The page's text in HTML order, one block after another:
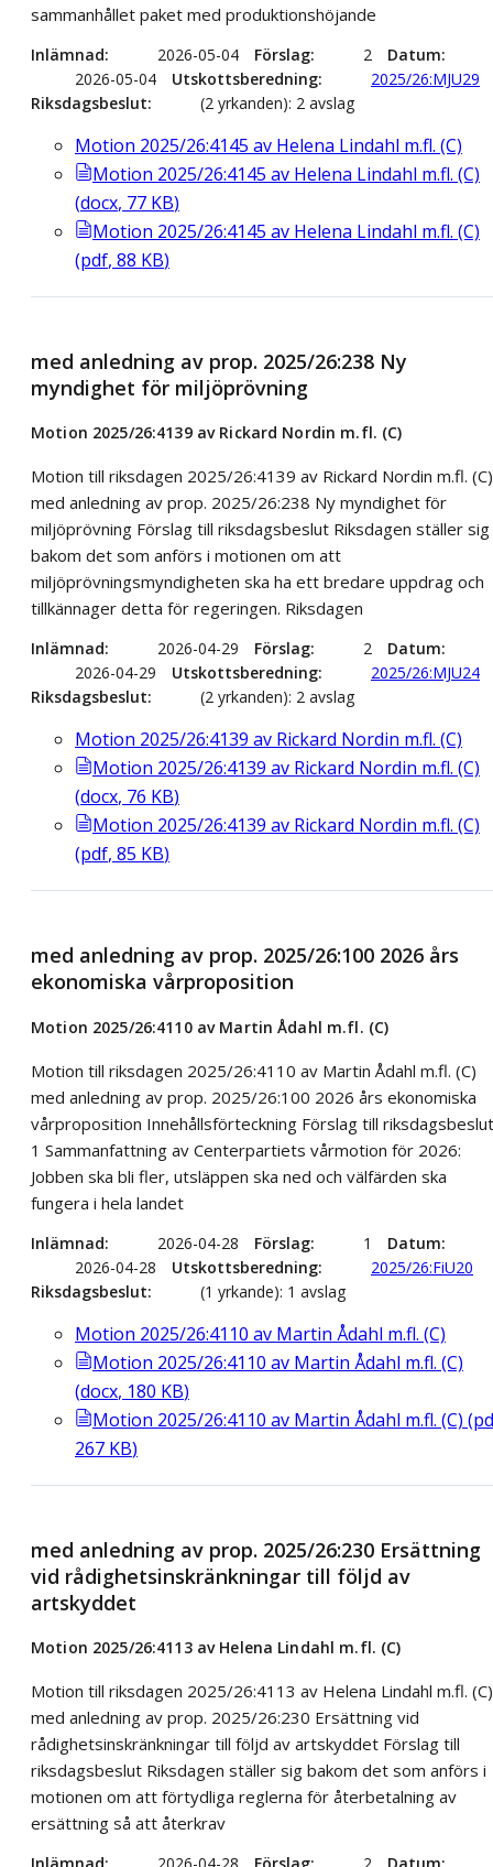
sammanhållet paket med produktionshöjande
Inlämnad 2026-05-04 Förslag 2
Datum
2026-05-04
Utskottsberedning
2025/26:MJU29
Riksdagsbeslut
(2 yrkanden): 2 avslag
Motion 2025/26:4145 av Helena Lindahl m.fl. (C)
Motion 2025/26:4145 av Helena Lindahl m.fl. (C)
(docx, 77 KB)
Motion 2025/26:4145 av Helena Lindahl m.fl. (C)
(pdf, 88 KB)
med anledning av prop. 2025/26:238 Ny
myndighet för miljöprövning
Motion 2025/26:4139 av Rickard Nordin m.fl. (C)
Motion till riksdagen 2025/26:4139 av Rickard Nordin m.fl. (C)
med anledning av prop. 2025/26:238 Ny myndighet för
miljöprövning Förslag till riksdagsbeslut Riksdagen ställer sig
bakom det som anförs i motionen om att
miljöprövningsmyndigheten ska ha ett bredare uppdrag och
tillkännager detta för regeringen. Riksdagen
Inlämnad 2026-04-29 Förslag 2
Datum
2026-04-29
Utskottsberedning
2025/26:MJU24
Riksdagsbeslut
(2 yrkanden): 2 avslag
Motion 2025/26:4139 av Rickard Nordin m.fl. (C)
Motion 2025/26:4139 av Rickard Nordin m.fl. (C)
(docx, 76 KB)
Motion 2025/26:4139 av Rickard Nordin m.fl. (C)
(pdf, 85 KB)
med anledning av prop. 2025/26:100 2026 års
ekonomiska vårproposition
Motion 2025/26:4110 av Martin Ådahl m.fl. (C)
Motion till riksdagen 2025/26:4110 av Martin Ådahl m.fl. (C)
med anledning av prop. 2025/26:100 2026 års ekonomiska
vårproposition Innehållsförteckning Förslag till riksdagsbeslut
1 Sammanfattning av Centerpartiets vårmotion för 2026:
Jobben ska bli fler, utsläppen ska ned och välfärden ska
fungera i hela landet
Inlämnad 2026-04-28 Förslag 1
Datum
2026-04-28
Utskottsberedning
2025/26:FiU20
Riksdagsbeslut
(1 yrkande): 1 avslag
Motion 2025/26:4110 av Martin Ådahl m.fl. (C)
Motion 2025/26:4110 av Martin Ådahl m.fl. (C)
(docx, 180 KB)
Motion 2025/26:4110 av Martin Ådahl m.fl. (C) (
267 KB)
med anledning av prop. 2025/26:230 Ersättning
vid rådighetsinskränkningar till följd av
artskyddet
Motion 2025/26:4113 av Helena Lindahl m.fl. (C)
Motion till riksdagen 2025/26:4113 av Helena Lindahl m.fl. (C)
med anledning av prop. 2025/26:230 Ersättning vid
rådighetsinskränkningar till följd av artskyddet Förslag till
riksdagsbeslut Riksdagen ställer sig bakom det som anförs i
motionen om att förtydliga reglerna för återbetalning av
ersättning så att återkrav